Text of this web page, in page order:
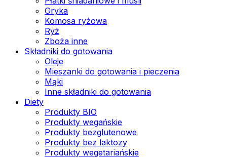
Gryka
Komosa ryżowa
Ryż
Zboża inne
Składniki do gotowania
Oleje
Mieszanki do gotowania i pieczenia
Mąki
Inne składniki do gotowania
Diety
Produkty BIO
Produkty wegańskie
Produkty bezglutenowe
Produkty bez laktozy
Produkty wegetariańskie